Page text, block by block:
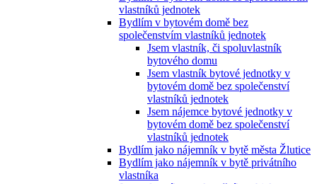
vlastníků jednotek
Bydlím v bytovém domě bez
společenstvím vlastníků jednotek
Jsem vlastník, či spoluvlastník
bytového domu
Jsem vlastník bytové jednotky v
bytovém domě bez společenství
vlastníků jednotek
Jsem nájemce bytové jednotky v
bytovém domě bez společenství
vlastníků jednotek
Bydlím jako nájemník v bytě města Žlutice
Bydlím jako nájemník v bytě privátního
vlastníka